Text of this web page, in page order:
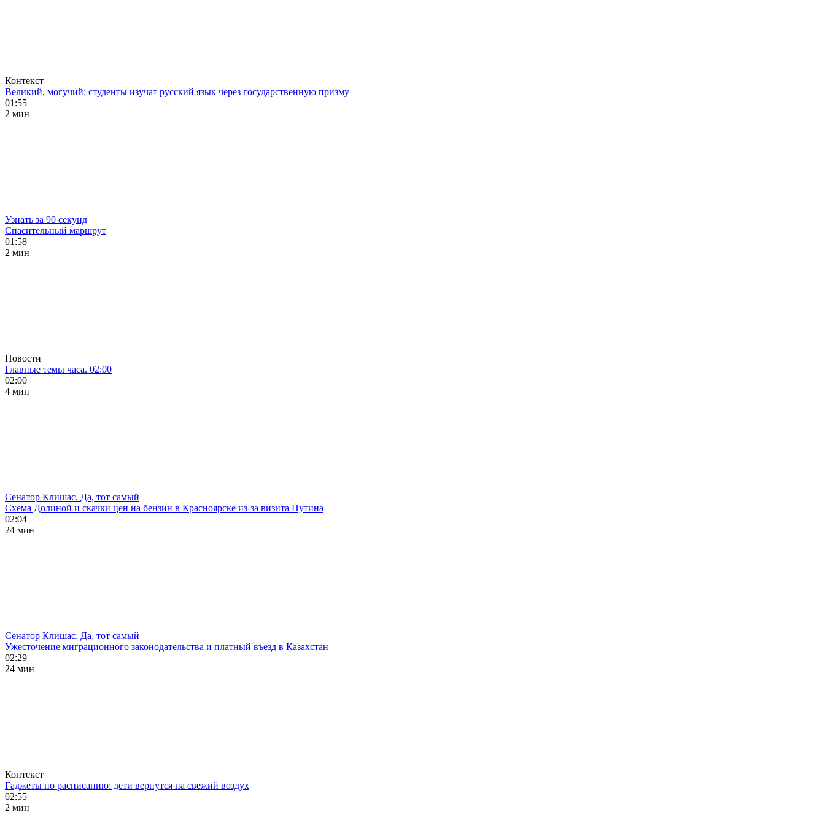
Контекст
Великий, могучий: студенты изучат русский язык через государственную призму
01:55
2 мин
Узнать за 90 секунд
Спасительный маршрут
01:58
2 мин
Новости
Главные темы часа. 02:00
02:00
4 мин
Сенатор Клишас. Да, тот самый
Схема Долиной и скачки цен на бензин в Красноярске из-за визита Путина
02:04
24 мин
Сенатор Клишас. Да, тот самый
Ужесточение миграционного законодательства и платный въезд в Казахстан
02:29
24 мин
Контекст
Гаджеты по расписанию: дети вернутся на свежий воздух
02:55
2 мин